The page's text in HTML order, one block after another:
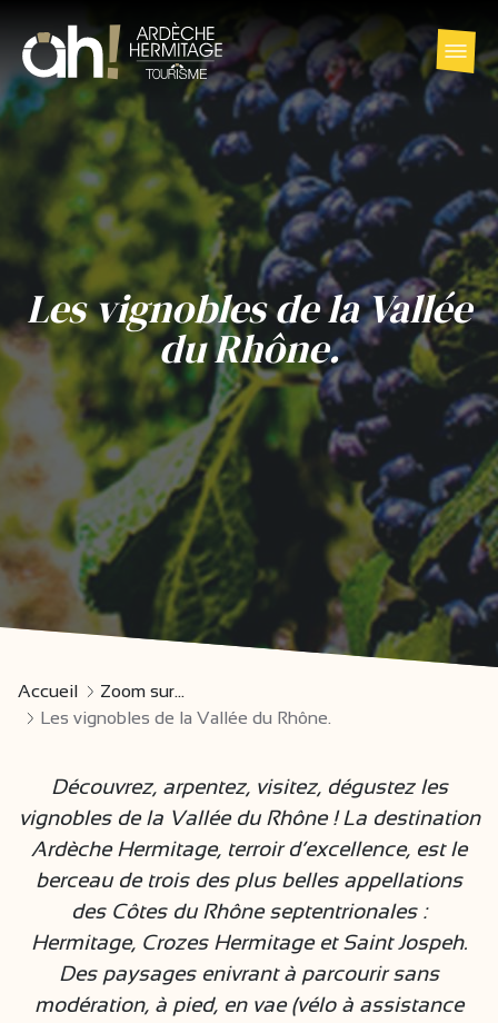
Les vignobles de la Vallée
du Rhône.
Accueil
Zoom sur...
Les vignobles de la Vallée du Rhône.
Découvrez, arpentez, visitez, dégustez les
vignobles de la Vallée du Rhône ! La destination
Ardèche Hermitage, terroir d’excellence, est le
berceau de trois des plus belles appellations
des Côtes du Rhône septentrionales :
Hermitage, Crozes Hermitage et Saint Jospeh.
Des paysages enivrant à parcourir sans
modération, à pied, en vae (vélo à assistance